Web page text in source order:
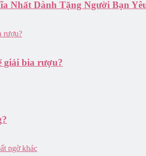
Nhất Dành Tặng Người Bạn
giải bia rượu?